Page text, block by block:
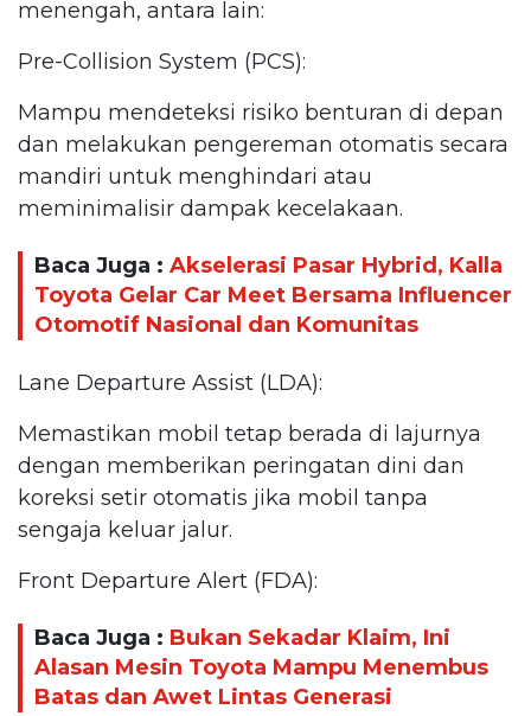
menengah, antara lain:
Pre-Collision System (PCS):
Mampu mendeteksi risiko benturan di depan
dan melakukan pengereman otomatis secara
mandiri untuk menghindari atau
meminimalisir dampak kecelakaan.
Baca Juga : Akselerasi Pasar Hybrid, Kalla
Toyota Gelar Car Meet Bersama Influencer
Otomotif Nasional dan Komunitas
Lane Departure Assist (LDA):
Memastikan mobil tetap berada di lajurnya
dengan memberikan peringatan dini dan
koreksi setir otomatis jika mobil tanpa
sengaja keluar jalur.
Front Departure Alert (FDA):
Baca Juga : Bukan Sekadar Klaim, Ini
Alasan Mesin Toyota Mampu Menembus
Batas dan Awet Lintas Generasi